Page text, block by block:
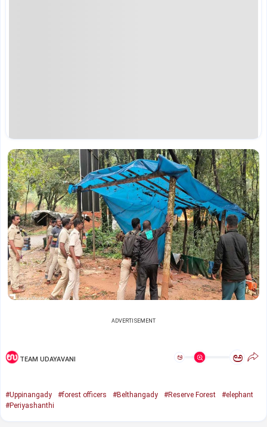
ADVERTISEMENT
TEAM UDAYAVANI ಅ ಅ
#Uppinangady #forest officers #Belthangady #Reserve Forest
#elephant
#Periyashanthi